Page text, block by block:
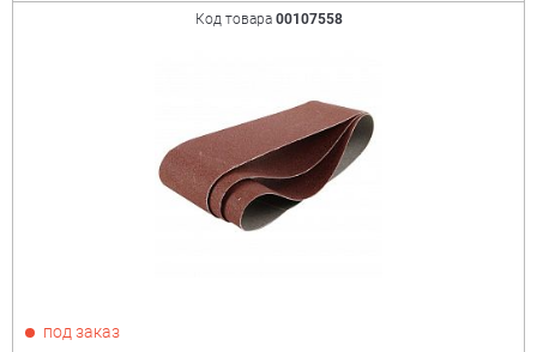
Код товара 00107558
под заказ